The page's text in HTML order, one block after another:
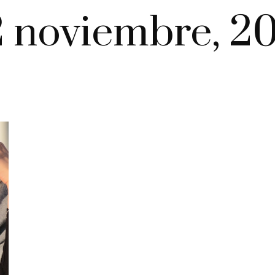
noviembre,